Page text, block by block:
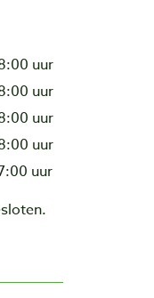
uur
uur
uur
uur
uur